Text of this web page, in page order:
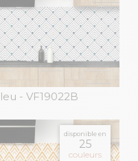
- VF19022B
disponible en
25
couleurs